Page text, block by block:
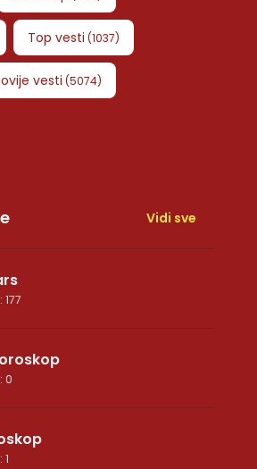
Top vesti (1037)
vesti (5074)
Vidi sve
: 177
: 0
: 1